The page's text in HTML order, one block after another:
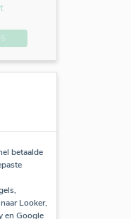
betaalde
Looker,
en Google